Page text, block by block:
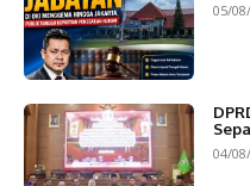
05/
04/